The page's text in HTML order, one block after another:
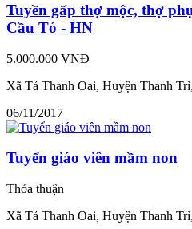
Tuyền gấp thợ mộc, thợ
Cầu Tó - HN
5.000.000 VNĐ
Xã Tả Thanh Oai, Huyện Thanh
06/11/2017
Tuyển giáo viên mầm non
Thỏa thuận
Xã Tả Thanh Oai, Huyện Thanh